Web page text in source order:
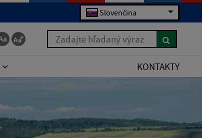
Slovenčina
Zadajte hľadaný výraz
KONTAKTY